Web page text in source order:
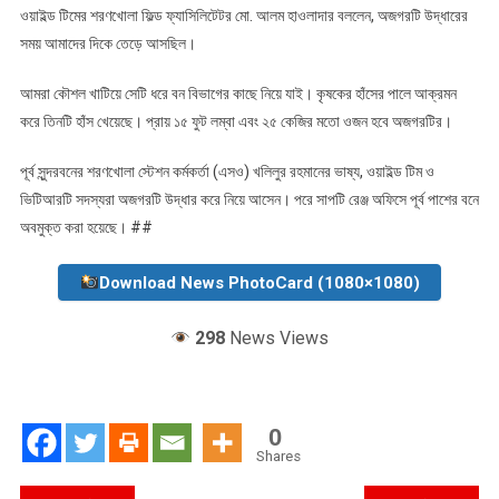
ওয়াইল্ড টিমের শরণখোলা ফিল্ড ফ্যাসিলিটেটর মো. আলম হাওলাদার বললেন, অজগরটি উদ্ধারের
সময় আমাদের দিকে তেড়ে আসছিল।
আমরা কৌশল খাটিয়ে সেটি ধরে বন বিভাগের কাছে নিয়ে যাই। কৃষকের হাঁসের পালে আক্রমন
করে তিনটি হাঁস খেয়েছে। প্রায় ১৫ ফুট লম্বা এবং ২৫ কেজির মতো ওজন হবে অজগরটির।
পূর্ব সুন্দরবনের শরণখোলা স্টেশন কর্মকর্তা (এসও) খলিলুর রহমানের ভাষ্য, ওয়াইল্ড টিম ও
ভিটিআরটি সদস্যরা অজগরটি উদ্ধার করে নিয়ে আসেন। পরে সাপটি রেঞ্জ অফিসে পূর্ব পাশের বনে
অবমুক্ত করা হয়েছে। ##
Download News PhotoCard (1080×1080)
298 News Views
0
Shares